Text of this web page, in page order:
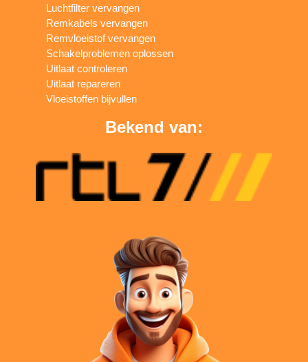
Luchtfilter vervangen
Remkabels vervangen
Remvloeistof vervangen
Schakelproblemen oplossen
Uitlaat controleren
Uitlaat repareren
Vloeistoffen bijvullen
Bekend van: